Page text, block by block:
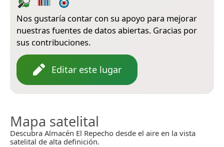
Nos gustaría contar con su apoyo para mejorar
nuestras fuentes de datos abiertas. Gracias por
sus contribuciones.
Editar este lugar
Mapa satelital
Descubra Almacén El Repecho desde el aire en la vista
satelital de alta definición.